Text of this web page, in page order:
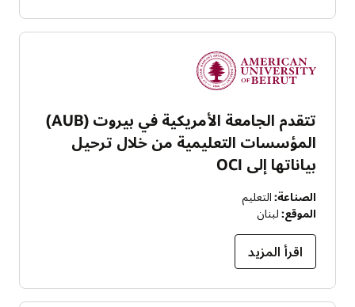
تتقدم الجامعة الأمريكية في بيروت (AUB)
المؤسسات التعليمية من خلال ترحيل
بياناتها إلى OCI
الصناعة: التعليم
الموقع: لبنان
اقرأ المزيد